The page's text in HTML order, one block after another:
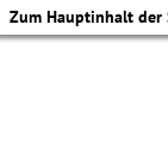
Zum Hauptinhalt der